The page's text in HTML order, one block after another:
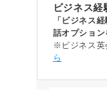
ビジネス経
「ビジネス
話オプション
※ビジネス英
ら